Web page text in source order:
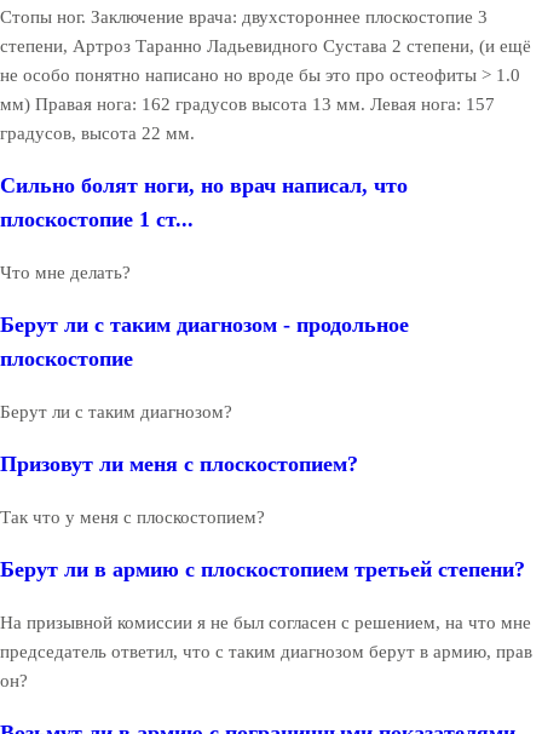
Стопы ног. Заключение врача: двухстороннее плоскостопие 3
степени, Артроз Таранно Ладьевидного Сустава 2 степени, (и ещё
не особо понятно написано но вроде бы это про остеофиты > 1.0
мм) Правая нога: 162 градусов высота 13 мм. Левая нога: 157
градусов, высота 22 мм.
Сильно болят ноги, но врач написал, что
плоскостопие 1 ст...
Что мне делать?
Берут ли с таким диагнозом - продольное
плоскостопие
Берут ли с таким диагнозом?
Призовут ли меня с плоскостопием?
Так что у меня с плоскостопием?
Берут ли в армию с плоскостопием третьей степени?
На призывной комиссии я не был согласен с решением, на что мне
председатель ответил, что с таким диагнозом берут в армию, прав
он?